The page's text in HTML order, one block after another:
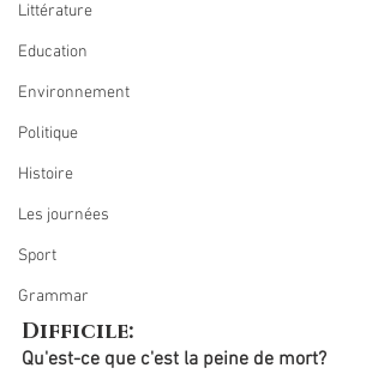
Littérature
Education
Environnement
Politique
Histoire
Les journées
Sport
Grammar
Difficile:
Qu'est-ce que c'est la peine de mort?